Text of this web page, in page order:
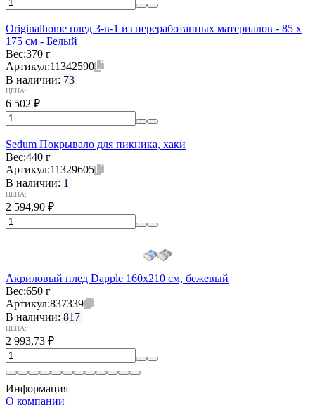
Originalhome плед 3-в-1 из переработанных материалов - 85 x
175 см - Белый
Вес:370 г
Артикул:11342590
В наличии: 73
ЦЕНА:
6 502 ₽
Sedum Покрывало для пикника, хаки
Вес:440 г
Артикул:11329605
В наличии: 1
ЦЕНА:
2 594,90 ₽
Акриловый плед Dapple 160x210 см, бежевый
Вес:650 г
Артикул:837339
В наличии: 817
ЦЕНА:
2 993,73 ₽
Информация
О компании